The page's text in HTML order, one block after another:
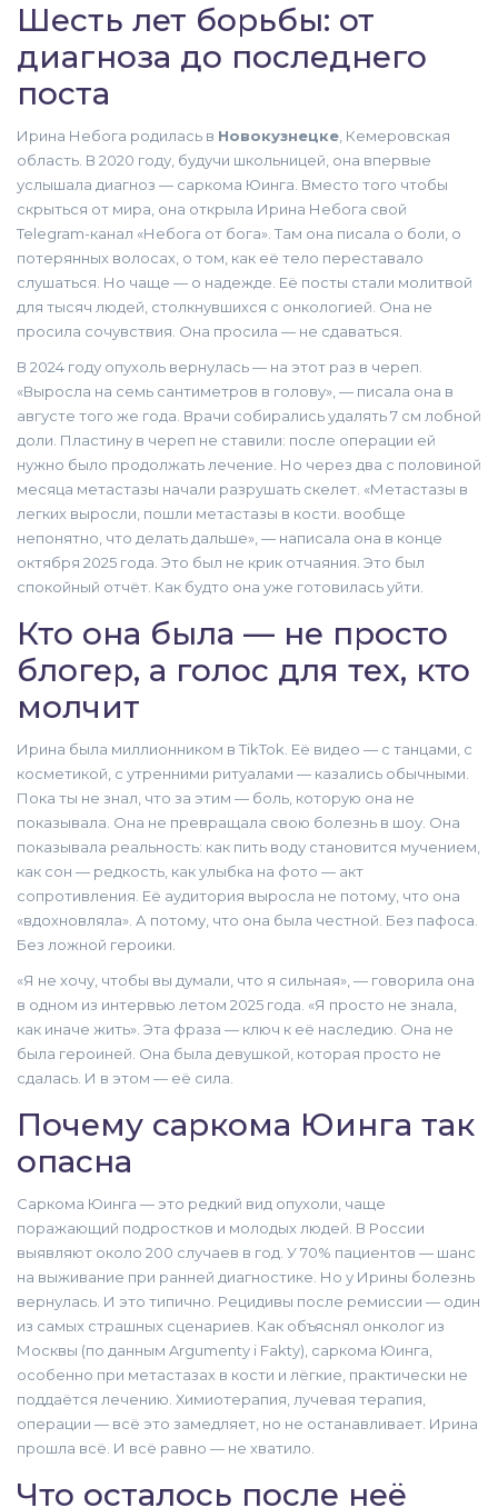
Шесть лет борьбы: от
диагноза до последнего
поста
Ирина Небога родилась в Новокузнецке , Кемеровская
область. В 2020 году, будучи школьницей, она впервые
услышала диагноз — саркома Юинга . Вместо того чтобы
скрыться от мира, она открыла Ирина Небога свой
Telegram-канал «Небога от бога». Там она писала о боли, о
потерянных волосах, о том, как её тело переставало
слушаться. Но чаще — о надежде. Её посты стали молитвой
для тысяч людей, столкнувшихся с онкологией. Она не
просила сочувствия. Она просила — не сдаваться.
В 2024 году опухоль вернулась — на этот раз в череп.
«Выросла на семь сантиметров в голову», — писала она в
августе того же года. Врачи собирались удалять 7 см лобной
доли. Пластину в череп не ставили: после операции ей
нужно было продолжать лечение. Но через два с половиной
месяца метастазы начали разрушать скелет. «Метастазы в
легких выросли, пошли метастазы в кости. вообще
непонятно, что делать дальше», — написала она в конце
октября 2025 года. Это был не крик отчаяния. Это был
спокойный отчёт. Как будто она уже готовилась уйти.
Кто она была — не просто
блогер, а голос для тех, кто
молчит
Ирина была миллионником в TikTok. Её видео — с танцами, с
косметикой, с утренними ритуалами — казались обычными.
Пока ты не знал, что за этим — боль, которую она не
показывала. Она не превращала свою болезнь в шоу. Она
показывала реальность: как пить воду становится мучением,
как сон — редкость, как улыбка на фото — акт
сопротивления. Её аудитория выросла не потому, что она
«вдохновляла». А потому, что она была честной. Без пафоса.
Без ложной героики.
«Я не хочу, чтобы вы думали, что я сильная», — говорила она
в одном из интервью летом 2025 года. «Я просто не знала,
как иначе жить». Эта фраза — ключ к её наследию. Она не
была героиней. Она была девушкой, которая просто не
сдалась. И в этом — её сила.
Почему саркома Юинга так
опасна
Саркома Юинга — это редкий вид опухоли, чаще
поражающий подростков и молодых людей. В России
выявляют около 200 случаев в год. У 70% пациентов — шанс
на выживание при ранней диагностике. Но у Ирины болезнь
вернулась. И это типично. Рецидивы после ремиссии — один
из самых страшных сценариев. Как объяснял онколог из
Москвы (по данным Argumenty i Fakty), саркома Юинга,
особенно при метастазах в кости и лёгкие, практически не
поддаётся лечению. Химиотерапия, лучевая терапия,
операции — всё это замедляет, но не останавливает. Ирина
прошла всё. И всё равно — не хватило.
Что осталось после неё